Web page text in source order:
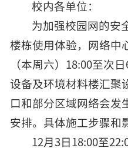
校内各单位：
为加强校园网的安
楼栋使用体验，网络中
（本周六）18:00至次
设备及环境材料楼汇聚
口和部分区域网络会发
安排。具体施工步骤和
12月3日18:00至